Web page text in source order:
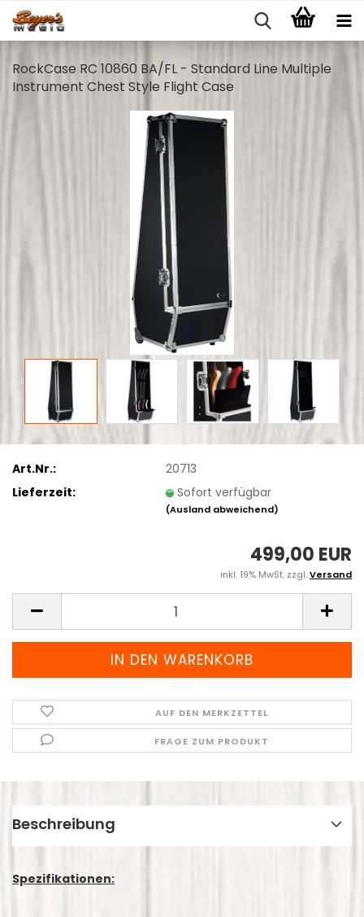
RockCase RC 10860 BA/FL - Standard Line Multiple
Instrument Chest Style Flight Case
Art.Nr.:
20713
Lieferzeit:
Sofort verfügbar
(Ausland abweichend)
499,00 EUR
inkl. 19% MwSt. zzgl.Versand
AUF DEN MERKZETTEL
FRAGE ZUM PRODUKT
Beschreibung
Spezifikationen: